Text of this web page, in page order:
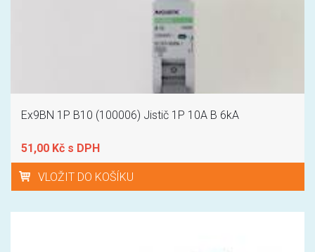
Ex9BN 1P B10 (100006) Jistič 1P 10A B 6kA
51,00 Kč s DPH
VLOŽIT DO KOŠÍKU